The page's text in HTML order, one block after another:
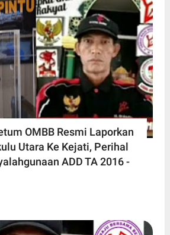
OMBB Resmi Laporkan
Utara Ke Kejati, Perihal
ADD TA 2016 -